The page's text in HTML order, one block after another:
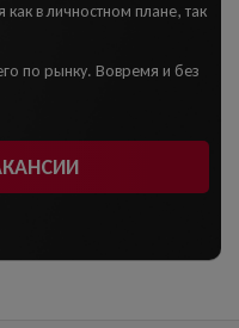
как в личностном плане, так
по рынку. Вовремя и без